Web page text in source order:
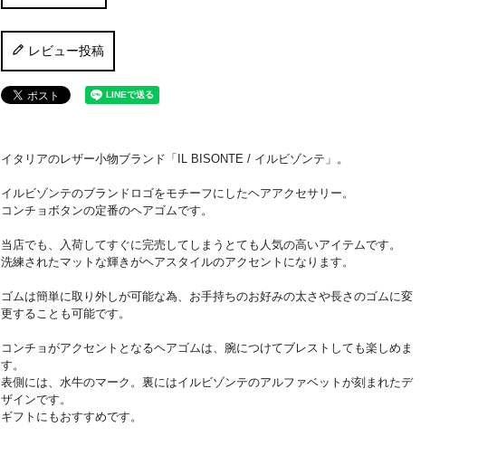
レビュー投稿
イタリアのレザー小物ブランド「IL BISONTE / イルビゾンテ」。
イルビゾンテのブランドロゴをモチーフにしたヘアアクセサリー。
コンチョボタンの定番のヘアゴムです。
当店でも、入荷してすぐに完売してしまうとても人気の高いアイテムです。
洗練されたマットな輝きがヘアスタイルのアクセントになります。
ゴムは簡単に取り外しが可能な為、お手持ちのお好みの太さや長さのゴムに変
更することも可能です。
コンチョがアクセントとなるヘアゴムは、腕につけてブレストしても楽しめま
す。
表側には、水牛のマーク。裏にはイルビゾンテのアルファベットが刻まれたデ
ザインです。
ギフトにもおすすめです。